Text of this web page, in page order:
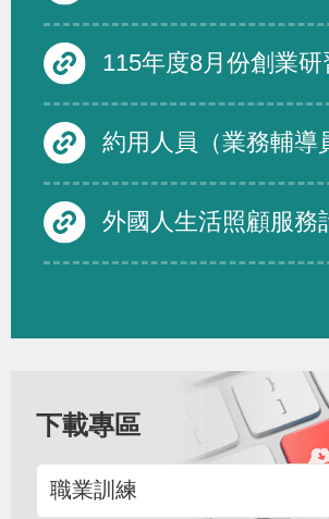
115年度8月份創業研
約用人員（業務輔導員）-訓
外國人生活照顧服務計畫書裁量基準修正規
下載專區